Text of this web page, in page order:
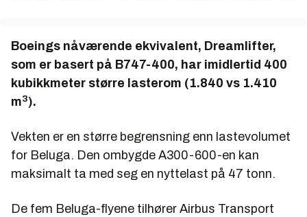
Boeings nåværende ekvivalent, Dreamlifter,
som er basert på B747-400, har imidlertid 400
kubikkmeter større lasterom (1.840 vs 1.410
m3).
Vekten er en større begrensning enn lastevolumet
for Beluga. Den ombygde A300-600-en kan
maksimalt ta med seg en nyttelast på 47 tonn.
De fem Beluga-flyene tilhører Airbus Transport